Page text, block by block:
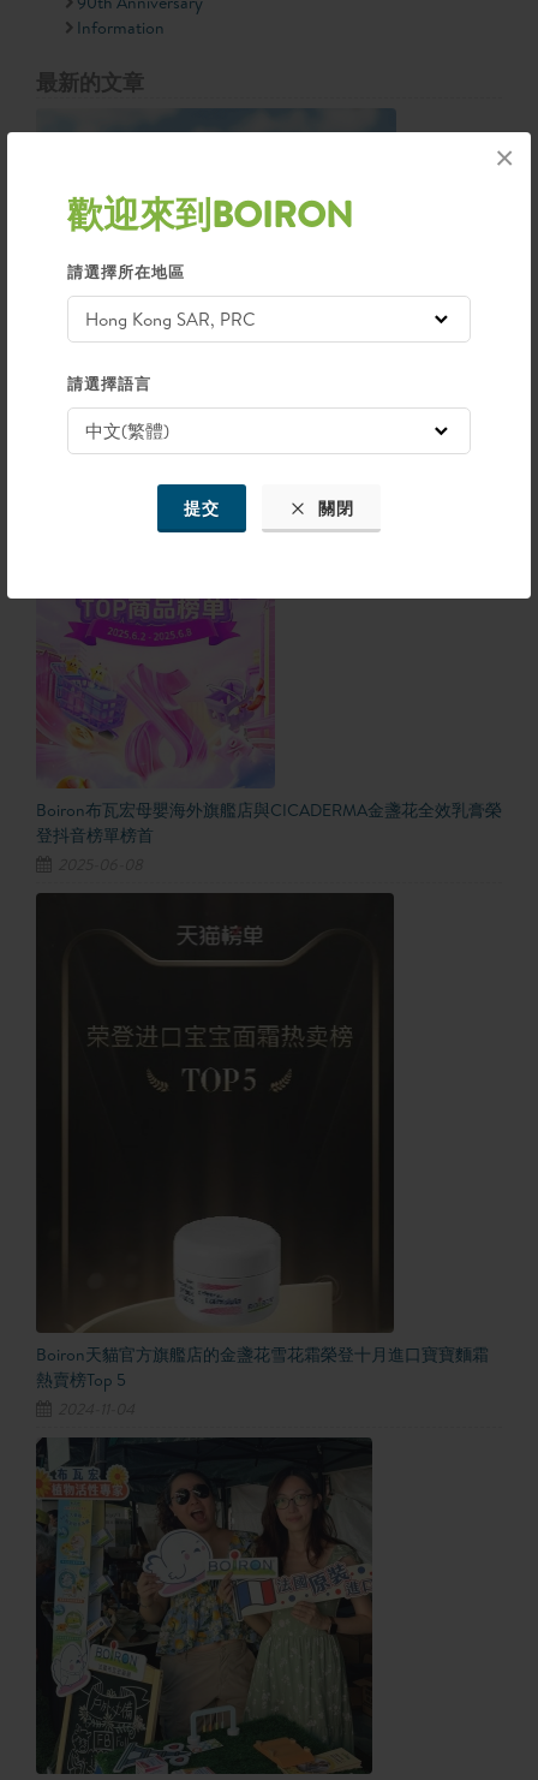
×
歡迎來到BOIRON
請選擇所在地區
請選擇語言
提交 關閉
Information
最新的文章
釋放旅行焦慮，盡情享受夏日時光
Boiron布瓦宏母嬰海外旗艦店與CICADERMA金盞花全效乳膏榮
登抖音榜單榜首
Boiron天貓官方旗艦店的金盞花雪花霜榮登十月進口寶寶麵霜
熱賣榜Top 5